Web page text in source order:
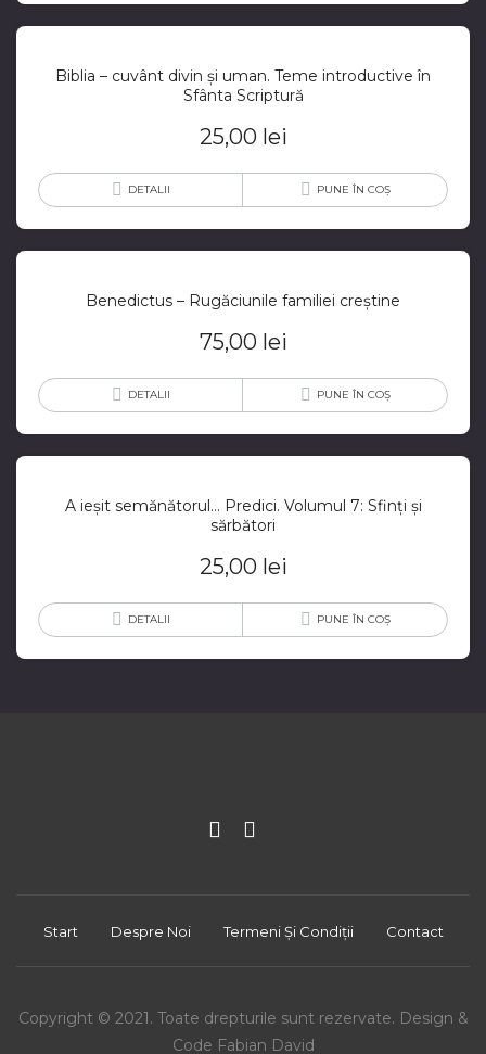
Biblia – cuvânt divin și uman. Teme introductive în
Sfânta Scriptură
25,00 lei
DETALII PUNE ÎN COȘ
Benedictus – Rugăciunile familiei creștine
75,00 lei
DETALII PUNE ÎN COȘ
A ieșit semănătorul… Predici. Volumul 7: Sfinți și
sărbători
25,00 lei
DETALII PUNE ÎN COȘ
Start Despre Noi Termeni Și Condiții Contact
Copyright © 2021. Toate drepturile sunt rezervate. Design &
Code Fabian David